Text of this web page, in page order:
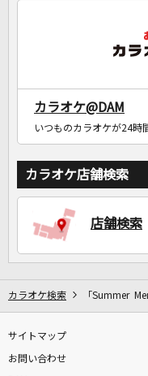
カラオケ@DAM
いつものカラオケが24時
カラオケ店舗検索
店舗検索
カラオケ検索 「Summer
サイトマップ
お問い合わせ